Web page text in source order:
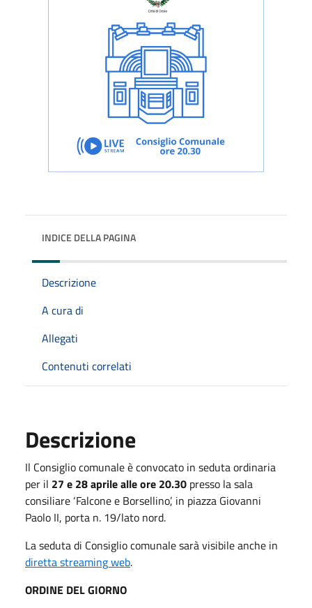
INDICE DELLA PAGINA
Descrizione
A cura di
Allegati
Contenuti correlati
Descrizione
Il Consiglio comunale è convocato in seduta ordinaria
per il 27 e 28 aprile alle ore 20.30 presso la sala
consiliare ‘Falcone e Borsellino’, in piazza Giovanni
Paolo II, porta n. 19/lato nord.
La seduta di Consiglio comunale sarà visibile anche in
diretta streaming web.
ORDINE DEL GIORNO